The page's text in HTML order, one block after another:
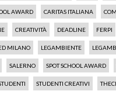
AWARD CARITAS ITALIANA
CREATIVITÀ DEADLINE FERPI
MILANO LEGAMBIENTE
SALERNO SPOT SCHOOL AWARD
STUDENTI CREATIVI